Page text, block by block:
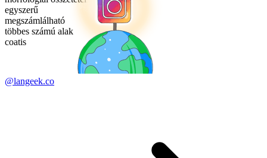
egyszerű
megszámlálható
többes számú alak
coatis
@langeek.co